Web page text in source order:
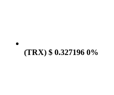
(TRX) $ 0.327196 0%